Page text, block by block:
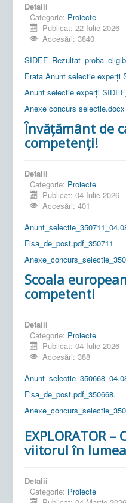
Detalii
Categorie: Proiecte
Publicat: 22 Iulie 2026
Accesări: 3840
Erata Anunt selectie experți
Anunt selectie experți
Anexe concurs selectie.docx
Învățământ de
competenți!
Detalii
Categorie: Proiecte
Publicat: 04 Iulie 2026
Accesări: 401
Fisa_de_post.pdf_350711
Scoala
competenti
Detalii
Categorie: Proiecte
Publicat: 04 Iulie 2026
Accesări: 388
Fisa_de_post.pdf_350668.
EXPLORATOR
viitorul în
Detalii
Categorie: Proiecte